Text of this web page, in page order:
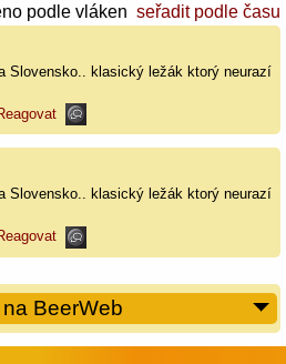
podle vláken seřadit podle času
Slovensko.. klasický ležák ktorý neurazí
Slovensko.. klasický ležák ktorý neurazí
BeerWeb